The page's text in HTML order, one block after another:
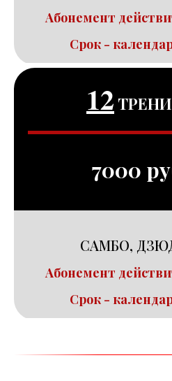
Абонемент
Срок -
12
7000
САМБО,
Абонемент
Срок -